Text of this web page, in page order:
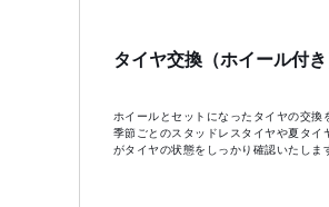
タイヤ交換（ホイール付き
ホイールとセットになったタイヤの交換
季節ごとのスタッドレスタイヤや夏タ
がタイヤの状態をしっかり確認いたしま